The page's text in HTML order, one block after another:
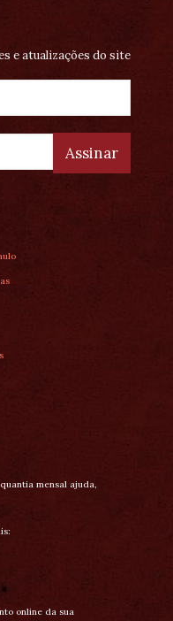
e atualizações do site
mensal ajuda,
online da sua